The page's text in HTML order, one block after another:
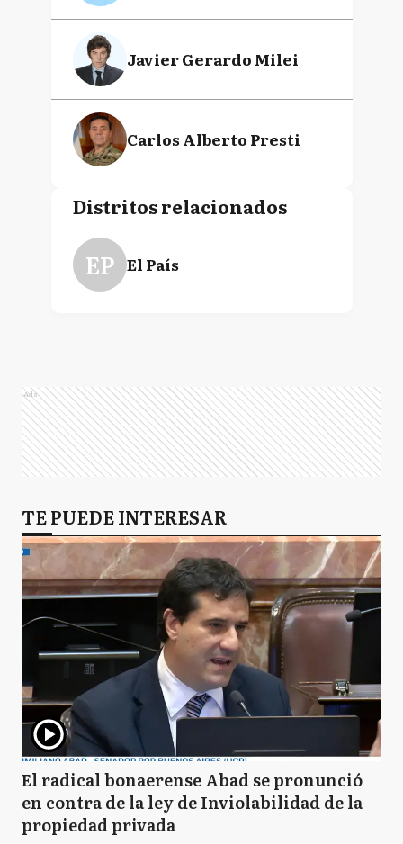
Javier Gerardo Milei
Carlos Alberto Presti
Distritos relacionados
EP El País
Ads
TE PUEDE INTERESAR
El radical bonaerense Abad se pronunció
en contra de la ley de Inviolabilidad de la
propiedad privada